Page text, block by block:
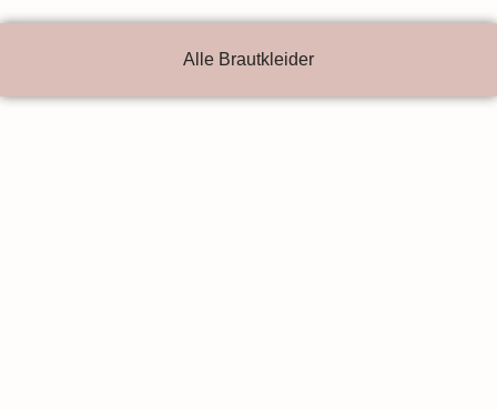
Alle Brautkleider